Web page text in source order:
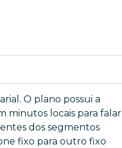
O plano possui a
minutos locais para falar
dos segmentos
fixo para outro fixo